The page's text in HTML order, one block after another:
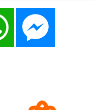
„Równica” &
WhatsApp